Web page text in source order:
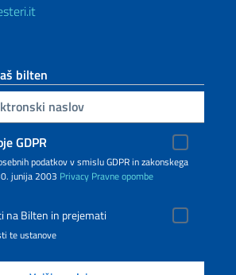
bilten
GDPR
podatkov v smislu GDPR in zakonskega
junija 2003 Privacy Pravne opombe
na Bilten in prejemati
te ustanove